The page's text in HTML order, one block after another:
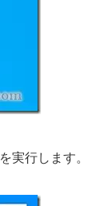
実行します。